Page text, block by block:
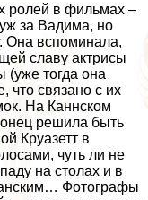
ролей в фильмах –
за Вадима, но
Она вспоминала,
славу актрисы
(уже тогда она
что связано с их
На Каннском
решила быть
Круазетт в
чуть ли не
на столах и в
Фотографы